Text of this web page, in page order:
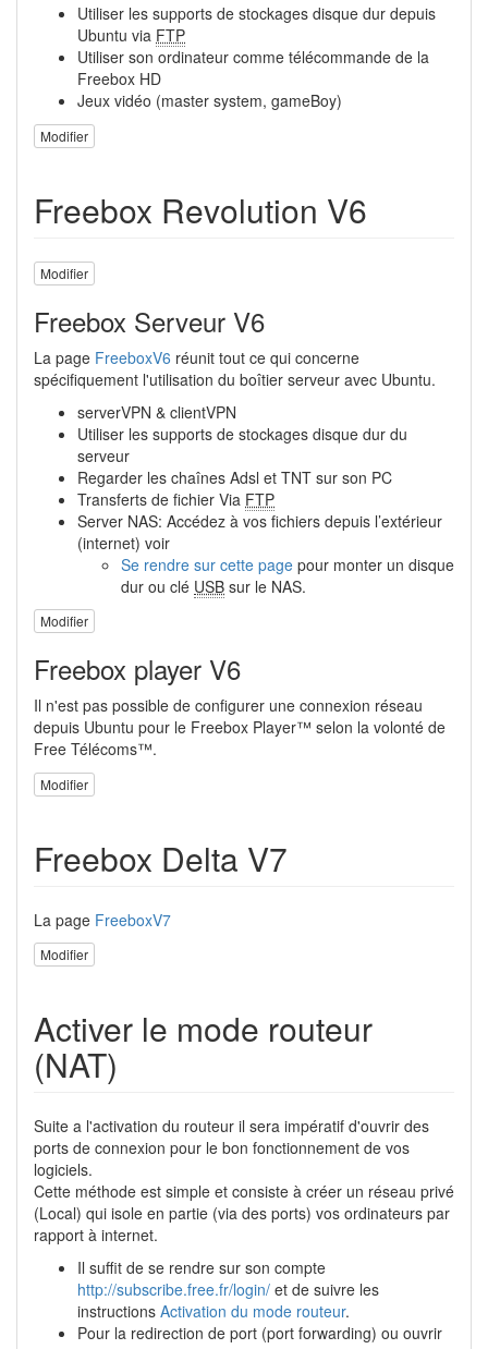
Utiliser les supports de stockages disque dur depuis
Ubuntu via FTP
Utiliser son ordinateur comme télécommande de la
Freebox HD
Jeux vidéo (master system, gameBoy)
Modifier
Freebox Revolution V6
Modifier
Freebox Serveur V6
La page FreeboxV6 réunit tout ce qui concerne
spécifiquement l'utilisation du boîtier serveur avec Ubuntu.
serverVPN & clientVPN
Utiliser les supports de stockages disque dur du
serveur
Regarder les chaînes Adsl et TNT sur son PC
Transferts de fichier Via FTP
Server NAS: Accédez à vos fichiers depuis l’extérieur
(internet) voir
Se rendre sur cette page pour monter un disque
dur ou clé USB sur le NAS.
Modifier
Freebox player V6
Il n'est pas possible de configurer une connexion réseau
depuis Ubuntu pour le Freebox Player™ selon la volonté de
Free Télécoms™.
Modifier
Freebox Delta V7
La page FreeboxV7
Modifier
Activer le mode routeur
(NAT)
Suite a l'activation du routeur il sera impératif d'ouvrir des
ports de connexion pour le bon fonctionnement de vos
logiciels.
Cette méthode est simple et consiste à créer un réseau privé
(Local) qui isole en partie (via des ports) vos ordinateurs par
rapport à internet.
Il suffit de se rendre sur son compte
http://subscribe.free.fr/login/ et de suivre les
instructions Activation du mode routeur.
Pour la redirection de port (port forwarding) ou ouvrir